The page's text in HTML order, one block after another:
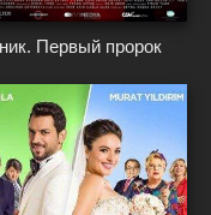
Первый пророк